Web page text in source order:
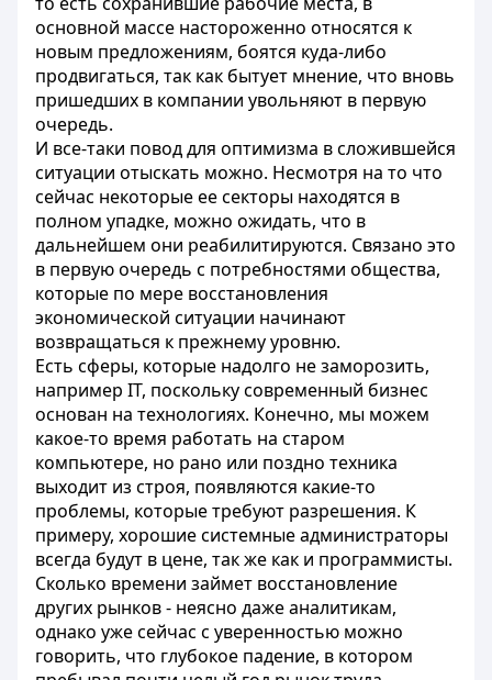
основной массе настороженно относятся к
новым предложениям, боятся куда-либо
продвигаться, так как бытует мнение, что вновь
пришедших в компании увольняют в первую
очередь.
И все-таки повод для оптимизма в сложившейся
ситуации отыскать можно. Несмотря на то что
сейчас некоторые ее секторы находятся в
полном упадке, можно ожидать, что в
дальнейшем они реабилитируются. Связано это
в первую очередь с потребностями общества,
которые по мере восстановления
экономической ситуации начинают
возвращаться к прежнему уровню.
Есть сферы, которые надолго не заморозить,
например IT, поскольку современный бизнес
основан на технологиях. Конечно, мы можем
какое-то время работать на старом
компьютере, но рано или поздно техника
выходит из строя, появляются какие-то
проблемы, которые требуют разрешения. К
примеру, хорошие системные администраторы
всегда будут в цене, так же как и программисты.
Сколько времени займет восстановление
других рынков - неясно даже аналитикам,
однако уже сейчас с уверенностью можно
говорить, что глубокое падение, в котором